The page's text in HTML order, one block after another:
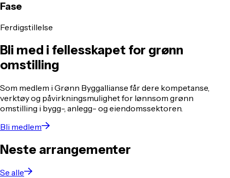
Fase
Ferdigstillelse
Bli med i fellesskapet for grønn
omstilling
Som medlem i Grønn Byggallianse får dere kompetanse,
verktøy og påvirkningsmulighet for lønnsom grønn
omstilling i bygg-, anlegg- og eiendomssektoren.
Bli medlem
Neste arrangementer
Se alle